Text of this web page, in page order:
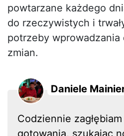
powtarzane każdego
do rzeczywistych i
potrzeby wprowadzania
zmian.
Daniele
Codziennie
gotowania, szukając